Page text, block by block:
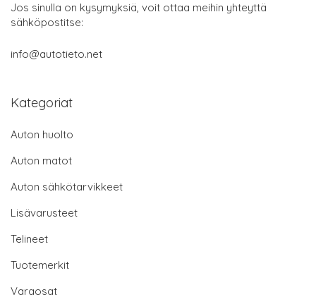
Jos sinulla on kysymyksiä, voit ottaa meihin yhteyttä
sähköpostitse:
info@autotieto.net
Kategoriat
Auton huolto
Auton matot
Auton sähkötarvikkeet
Lisävarusteet
Telineet
Tuotemerkit
Varaosat